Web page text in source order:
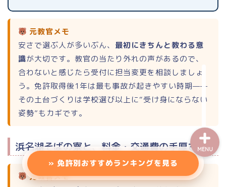
元教官メモ
安さで選ぶ人が多いぶん、 最初にきちんと教わる意
識が大切です。教官の当たり外れの声があるので、
合わないと感じたら受付に担当変更を相談しましょ
う。免許取得後1年は最も事故が起きやすい時期——
その土台づくりは学校選び以上に“受け身にならない
姿勢”もカギです。
浜名湖そばの寮と、料金・交通費の手厚さ
元教官メモ
» 免許別おすすめランキングを見る
MENU
関東地方
バイク免許